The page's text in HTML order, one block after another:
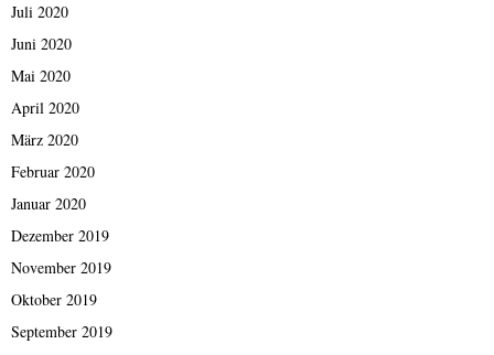
Juli 2020
Juni 2020
Mai 2020
April 2020
März 2020
Februar 2020
Januar 2020
Dezember 2019
November 2019
Oktober 2019
September 2019